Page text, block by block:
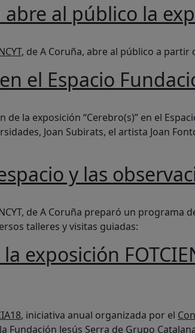
abre al público la
, de A Coruña, abre al público a
el Espacio
la exposición “Cerebro(s)” en el
Joan Subirats, el artista Joan
y las
de A Coruña preparó un
talleres y visitas guiadas:
la exposición
, iniciativa anual organizada por el
Fundación Jesús Serra de Grupo